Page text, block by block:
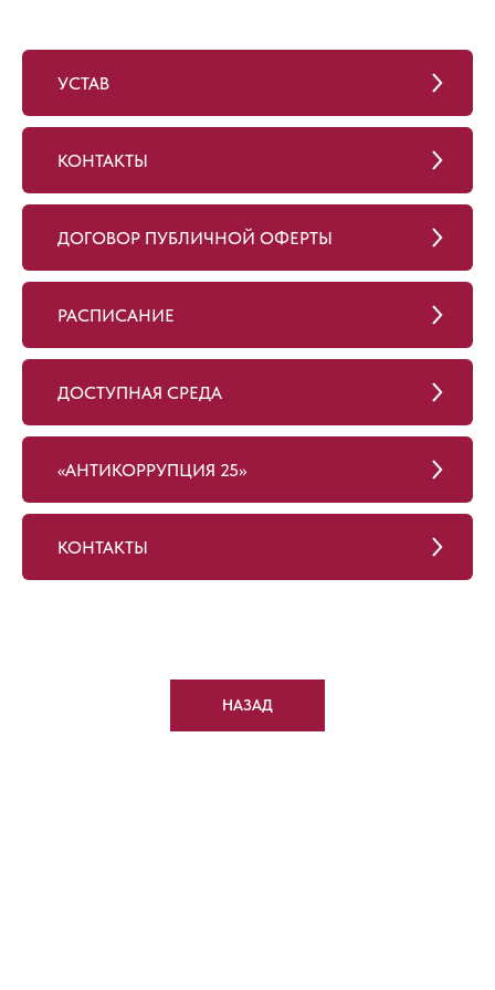
УСТАВ
КОНТАКТЫ
ДОГОВОР ПУБЛИЧНОЙ ОФЕРТЫ
РАСПИСАНИЕ
ДОСТУПНАЯ СРЕДА
«АНТИКОРРУПЦИЯ 25»
КОНТАКТЫ
НАЗАД